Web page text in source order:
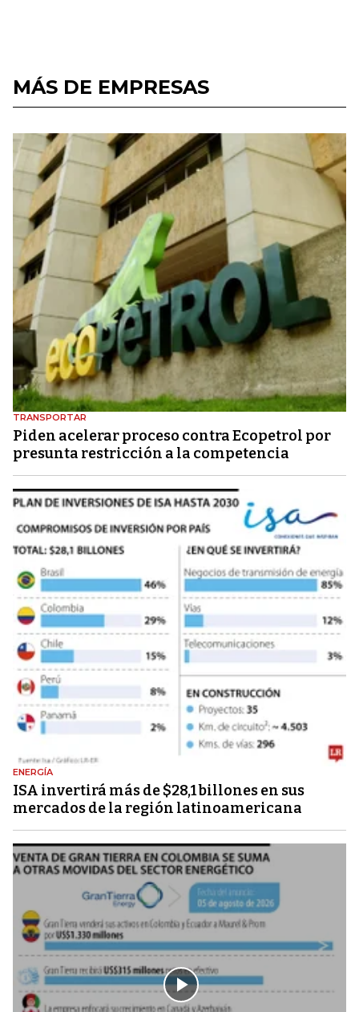
MÁS DE EMPRESAS
TRANSPORTAR
Piden acelerar proceso contra Ecopetrol por
presunta restricción a la competencia
ENERGÍA
ISA invertirá más de $28,1 billones en sus
mercados de la región latinoamericana